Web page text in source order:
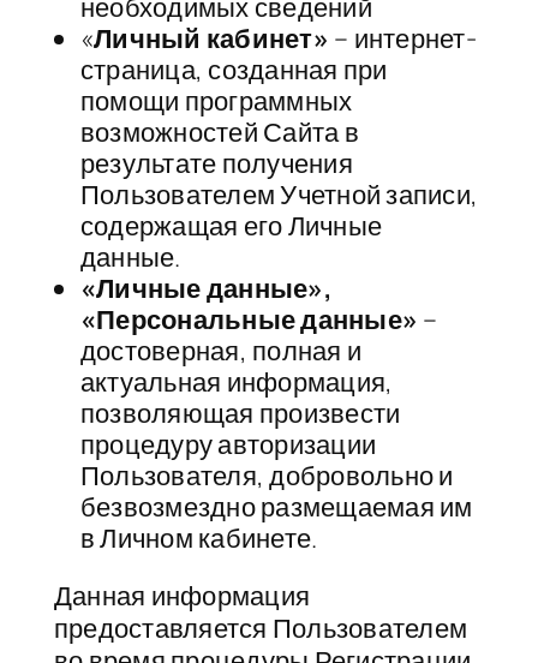
необходимых сведений
«Личный кабинет» – интернет-
страница, созданная при
помощи программных
возможностей Сайта в
результате получения
Пользователем Учетной записи,
содержащая его Личные
данные.
«Личные данные»,
«Персональные данные» –
достоверная, полная и
актуальная информация,
позволяющая произвести
процедуру авторизации
Пользователя, добровольно и
безвозмездно размещаемая им
в Личном кабинете.
Данная информация
предоставляется Пользователем